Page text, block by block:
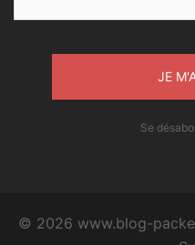
Se
© 2026 www.blog-